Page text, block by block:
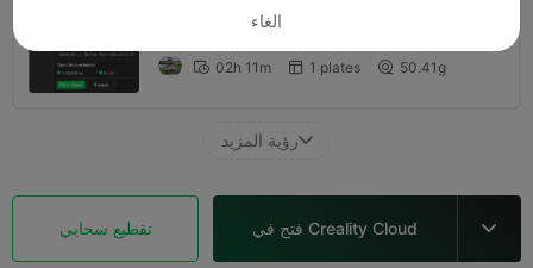
 02h 11m  1 plates  50.41g
رؤية المزيد
تقطيع سحابي فتح في Creality Cloud 
الغاء